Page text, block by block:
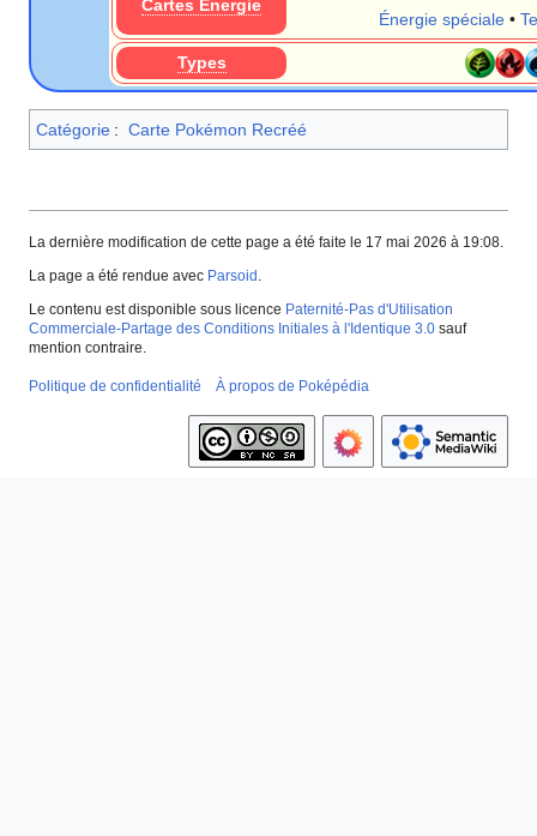
Cartes Énergie
Énergie spéciale•
Types
Catégorie : Carte Pokémon Recréé
La dernière modification de cette page a été faite le 17 mai 2026 à 19:08.
La page a été rendue avec Parsoid .
Le contenu est disponible sous licence Paternité-Pas d'Utilisation
Commerciale-Partage des Conditions Initiales à l'Identique 3.0 sauf
mention contraire.
Politique de confidentialité À propos de Poképédia